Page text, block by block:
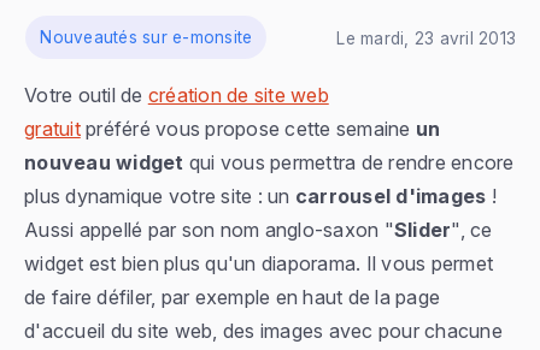
Le mardi, 23 avril 2013
Nouveautés sur e-monsite
Votre outil de création de site web
gratuitpréféré vous propose cette semaine un
nouveau widget qui vous permettra de rendre encore
plus dynamique votre site : un carrousel d'images !
Aussi appellé par son nom anglo-saxon "Slider", ce
widget est bien plus qu'un diaporama. Il vous permet
de faire défiler, par exemple en haut de la page
d'accueil du site web, des images avec pour chacune